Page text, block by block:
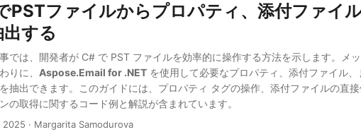
PSTファイルからプロパティ、添付ファイ
出する
では、開発者が C# で PST ファイルを効率的に操作する方法を示します。メ
りに、 Aspose.Email for .NET を使用して必要なプロパティ、添付ファイル
を抽出できます。このガイドには、プロパティ タグの操作、添付ファイルの直
の取得に関するコード例と解説が含まれています。
2025 · Margarita Samodurova